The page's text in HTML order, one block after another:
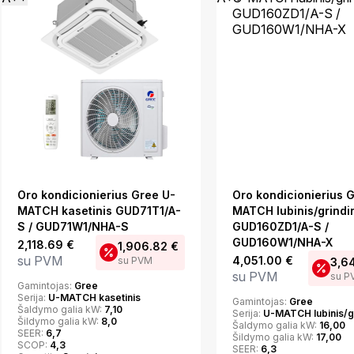
Oro kondicionierius Gree U-
MATCH kasetinis GUD71T1/A-
S / GUD71W1/NHA-S
2,118.69 €
su PVM
1,906.82 €
su PVM
Gamintojas: Gree
Serija: U-MATCH kasetinis
Šaldymo galia kW: 7,10
Šildymo galia kW: 8,0
SEER: 6,7
SCOP: 4,3
Oro kondicionierius
MATCH lubinis/
GUD160ZD1/A-S /
GUD160W1/NHA-X
4,051.00 €
su PVM su
Gamintojas: Gree
Serija: U-MATCH lubinis/
Šaldymo galia kW: 16,00
Šildymo galia kW: 17,00
SEER: 6,3